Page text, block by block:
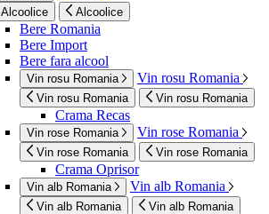
Alcoolice Alcoolice
Bere Romania
Bere Import
Bere fara alcool
Vin rosu Romania Vin rosu Romania
Vin rosu Romania Vin rosu Romania
Crama Recas
Vin rose Romania Vin rose Romania
Vin rose Romania Vin rose Romania
Crama Oprisor
Vin alb Romania Vin alb Romania
Vin alb Romania Vin alb Romania